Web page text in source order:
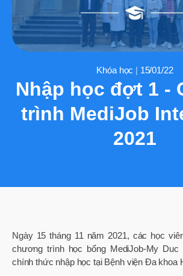
Khóa học | 15/01/22
Nhập học đợt 1 -
trình MediJob
2021
Ngày 15 tháng 11 năm 2021, các học
chương trình học bổng MediJob-My Duc
chính thức nhập học tại Bệnh viện Đa khoa